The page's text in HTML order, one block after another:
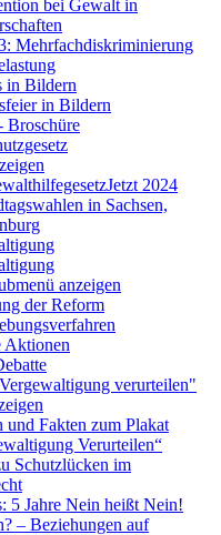
bei Gewalt in
Mehrfachdiskriminierung
in Bildern
in Bildern
Broschüre
2024
in Sachsen,
anzeigen
der Reform
Aktionen
verurteilen"
und Fakten zum Plakat
Verurteilen“
Schutzlücken im
5 Jahre Nein heißt Nein!
– Beziehungen auf